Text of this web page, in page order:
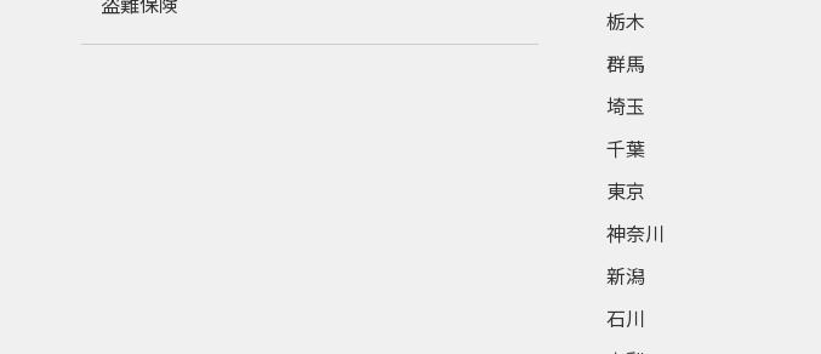
栃木
群馬
埼玉
千葉
東京
神奈川
新潟
石川